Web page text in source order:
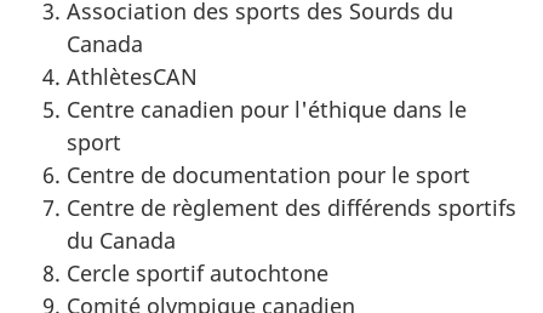
Association des sports des Sourds du
Canada
AthlètesCAN
Centre canadien pour l'éthique dans le
sport
Centre de documentation pour le sport
Centre de règlement des différends sportifs
du Canada
Cercle sportif autochtone
Comité olympique canadien